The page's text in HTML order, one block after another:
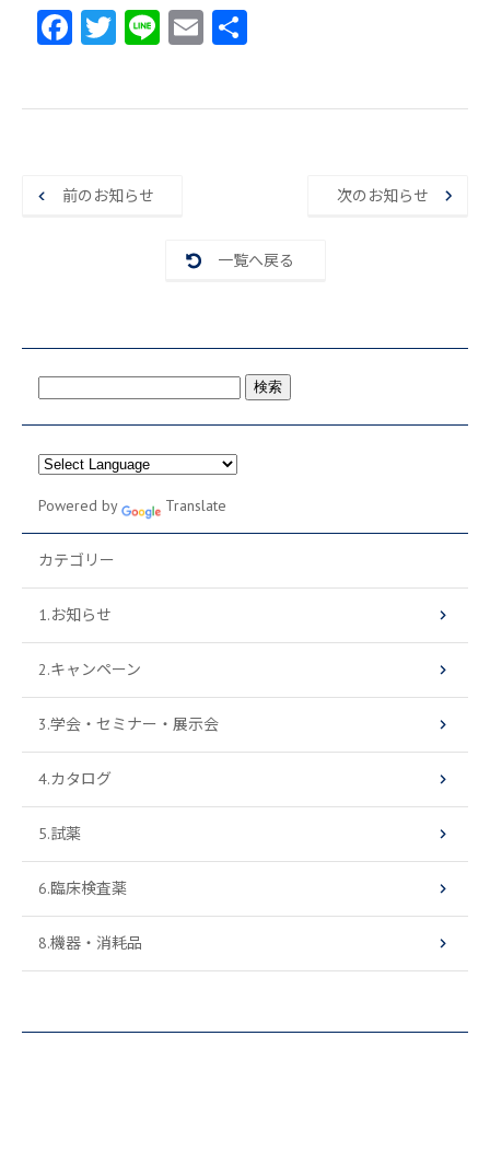
F
a
c
o
T
w
itt
Li
n
e
E
m
ai
前のお知らせ 次のお知らせ
一覧へ戻る
Powered by Translate
カテゴリー
1.お知らせ
2.キャンペーン
3.学会・セミナー・展示会
4.カタログ
5.試薬
6.臨床検査薬
8.機器・消耗品